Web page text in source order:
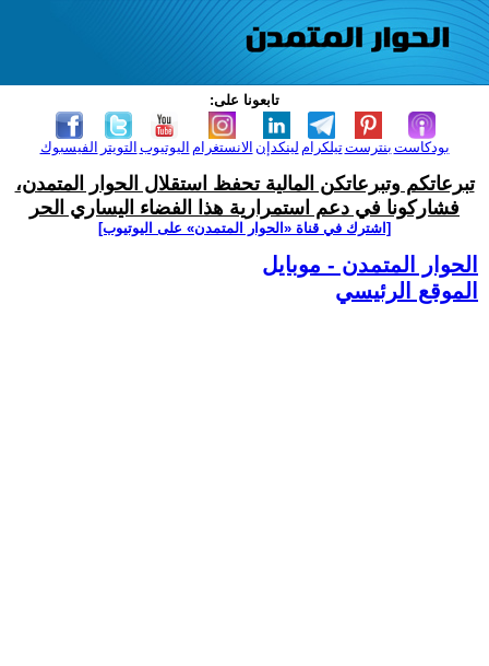
تابعونا على:
الفيسبوك التويتر اليوتيوب الانستغرام لينكدإن تيلكرامبنترست بودكاست
تبرعاتكم وتبرعاتكن المالية تحفظ استقلال الحوار المتمدن،
فشاركونا في دعم استمرارية هذا الفضاء اليساري الحر
[اشترك في قناة ‫«الحوار المتمدن» على اليوتيوب]
الحوار المتمدن - موبايل
الموقع الرئيسي